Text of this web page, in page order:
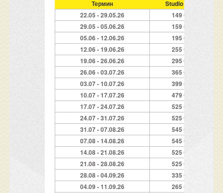
Термин
Studio 1/2
22.05 - 29.05.26
149 €
29.05 - 05.06.26
159 €
05.06 - 12.06.26
195 €
12.06 - 19.06.26
255 €
19.06 - 26.06.26
295 €
26.06 - 03.07.26
365 €
03.07 - 10.07.26
399 €
10.07 - 17.07.26
479 €
17.07 - 24.07.26
525 €
24.07 - 31.07.26
525 €
31.07 - 07.08.26
545 €
07.08 - 14.08.26
545 €
14.08 - 21.08.26
525 €
21.08 - 28.08.26
525 €
28.08 - 04.09.26
335 €
04.09 - 11.09.26
265 €